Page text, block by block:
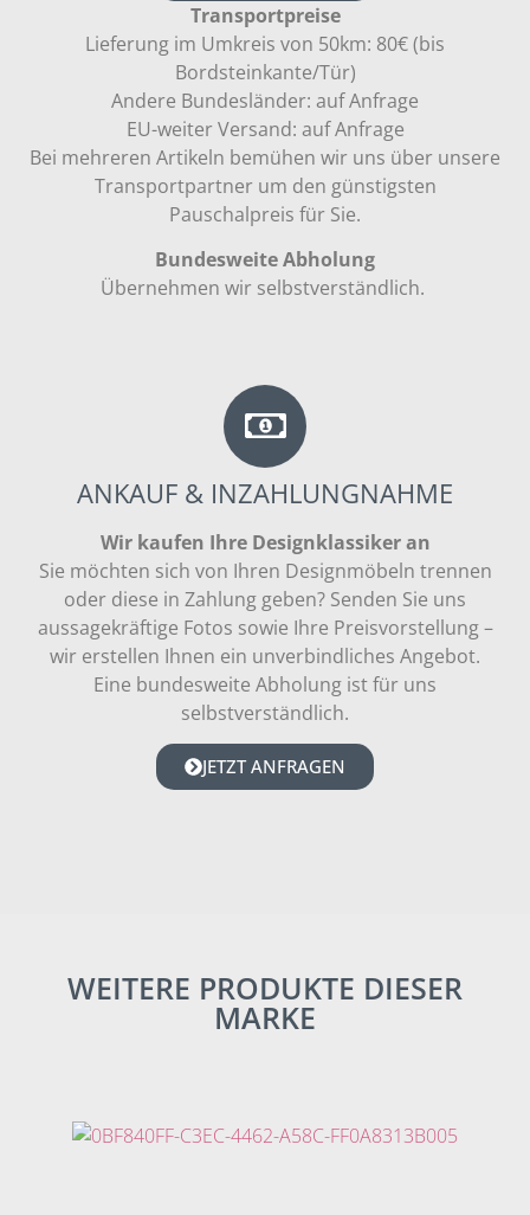
Transportpreise
Lieferung im Umkreis von 50km: 80€ (bis
Bordsteinkante/Tür)
Andere Bundesländer: auf Anfrage
EU-weiter Versand: auf Anfrage
Bei mehreren Artikeln bemühen wir uns über unsere
Transportpartner um den günstigsten
Pauschalpreis für Sie.
Bundesweite Abholung
Übernehmen wir selbstverständlich.
ANKAUF & INZAHLUNGNAHME
Wir kaufen Ihre Designklassiker an
Sie möchten sich von Ihren Designmöbeln trennen
oder diese in Zahlung geben? Senden Sie uns
aussagekräftige Fotos sowie Ihre Preisvorstellung –
wir erstellen Ihnen ein unverbindliches Angebot.
Eine bundesweite Abholung ist für uns
selbstverständlich.
JETZT ANFRAGEN
WEITERE PRODUKTE DIESER
MARKE